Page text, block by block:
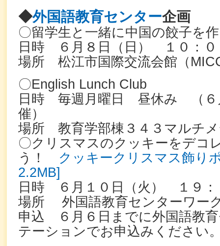
◆外国語教育センター企画
〇留学生と一緒に中国の餃子を
日時 ６月８日（日） １０：０
場所 松江市国際交流会館（
〇English Lunch Club
日時 毎週月曜日 昼休み （６
催）
場所 教育学部棟３４３マルチ
〇クリスマスのクッキーをデコ
う！ クッキークリスマス飾り
2.2MB]
日時 ６月１０日（火） １９：
場所 外国語教育センターワー
申込 ６月６日までに外国語教
テーションでお申込みください